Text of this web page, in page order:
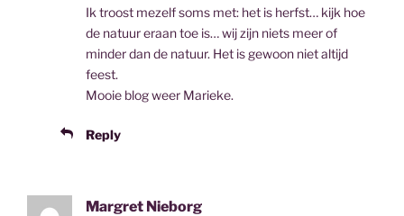
Ik troost mezelf soms met: het is herfst… kijk hoe
de natuur eraan toe is… wij zijn niets meer of
minder dan de natuur. Het is gewoon niet altijd
feest.
Mooie blog weer Marieke.
Reply
Margret Nieborg